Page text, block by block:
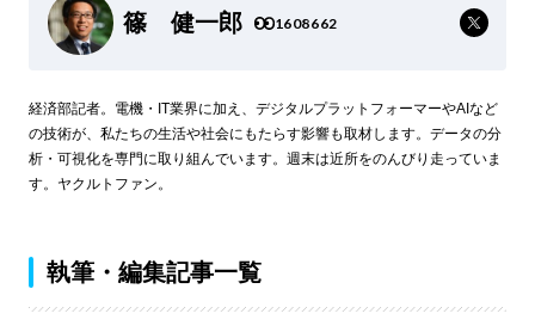
篠 健一郎 1608662
経済部記者。電機・IT業界に加え、デジタルプラットフォーマーやAIなど
の技術が、私たちの生活や社会にもたらす影響も取材します。データの分
析・可視化を専門に取り組んでいます。週末は近所をのんびり走っていま
す。ヤクルトファン。
執筆・編集記事一覧